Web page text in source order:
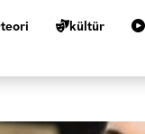
teori kültür